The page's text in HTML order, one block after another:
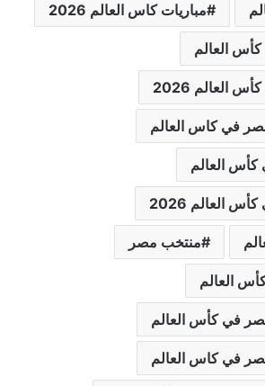
مباريات كاس العالم 2026
العالم
العالم 2026
في كاس العالم
العالم
العالم 2026
منتخب مصر
العالم
في كأس العالم
في كاس العالم